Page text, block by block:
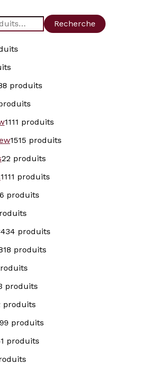
Recherche
8 produits
1111 produits
1515 produits
22 produits
1111 produits
6 produits
34 produits
18 produits
produits
produits
99 produits
produits